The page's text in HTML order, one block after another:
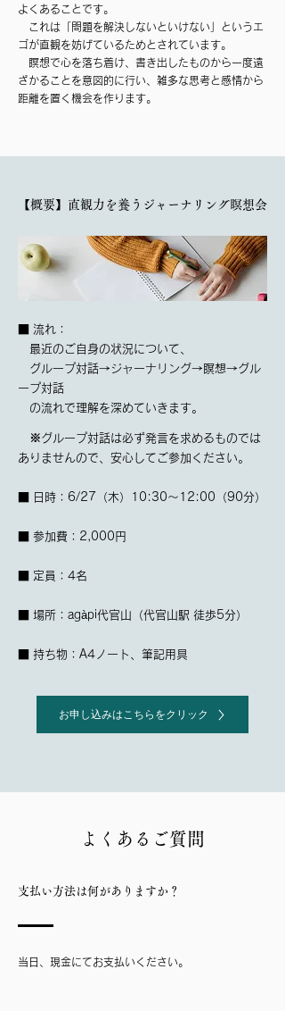
よくあることです。
これは「問題を解決しないといけない」というエ
ゴが直観を妨げているためとされています。
​ 瞑想で心を落ち着け、書き出したものから一度遠
ざかることを意図的に行い、雑多な思考と感情から
距離を置く機会を作ります。
【概要】直観力を養うジャーナリング瞑想会
■ 流れ：
最近のご自身の状況について、
グループ対話→ジャーナリング→瞑想→グル
ープ対話
の流れで理解を深めていきます。
※グループ対話は必ず発言を求めるものでは
ありませんので、安心してご参加ください。
■ 日時：6/27（木）10:30〜12:00（90分）
■ 参加費：2,000円
​■ 定員：4名
■ 場所：agàpi代官山（代官山駅 徒歩5分）
■ 持ち物：A4ノート、筆記用具
お申し込みはこちらをクリック
よくあるご質問
支払い方法は何がありますか？
当日、現金にてお支払いください。